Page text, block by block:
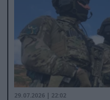
29.07.2026 | 22:02